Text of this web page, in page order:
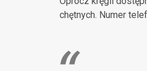
chętnych. Numer